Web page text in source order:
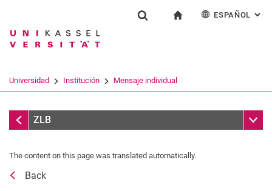
Jump directly to: content
Jump directly to: search
Jump directly to: main
Search term
Search (opens an external link in a
ESPAÑOL :
Universidad Institución Mensaje individual
Infoteca
ZLB Sub
The content on this page was translated automatically.
Back